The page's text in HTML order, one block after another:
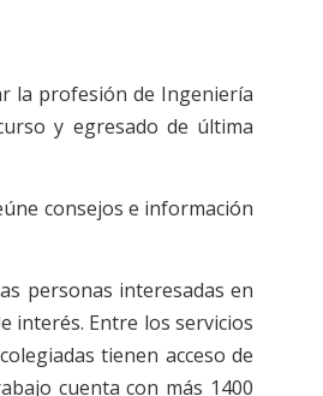
la profesión de Ingeniería
y egresado de última
consejos e información
personas interesadas en
interés. Entre los servicios
tienen acceso de
cuenta con más 1400